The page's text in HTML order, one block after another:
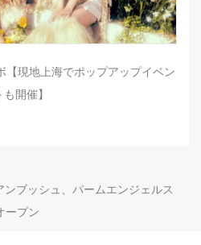
【現地上海でポップアップイベン
も開催】
ンブッシュ、パームエンジェルス
ープン